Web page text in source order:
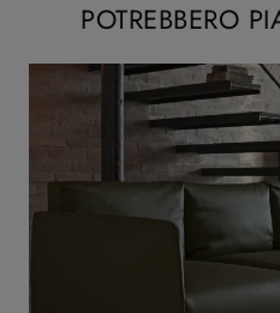
POTREBBERO